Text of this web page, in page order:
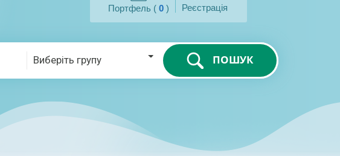
Портфель ( 0 )
Реєстрація
Виберіть групу ПОШУК